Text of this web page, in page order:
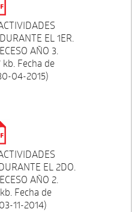
EL 1ER.
AÑO 3.
kb. Fecha de
04-2015)
EL 2DO.
AÑO 2.
Fecha de
11-2014)